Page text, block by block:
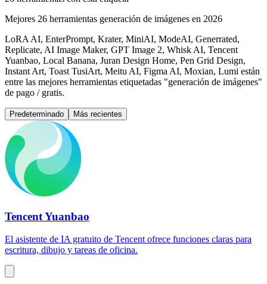
Mejores 26 herramientas generación de imágenes en 2026
LoRA AI, EnterPrompt, Krater, MiniAI, ModeAI, Generrated,
Replicate, AI Image Maker, GPT Image 2, Whisk AI, Tencent
Yuanbao, Local Banana, Juran Design Home, Pen Grid Design,
Instant Art, Toast TusiArt, Meitu AI, Figma AI, Moxian, Lumi están
entre las mejores herramientas etiquetadas "generación de imágenes"
de pago / gratis.
Predeterminado Más recientes
Tencent Yuanbao
El asistente de IA gratuito de Tencent ofrece funciones claras para
escritura, dibujo y tareas de oficina.